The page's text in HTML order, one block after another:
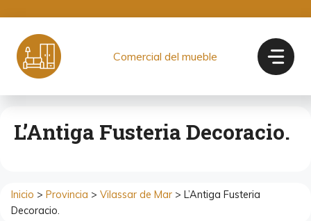
contenido
Comercial del mueble
L’Antiga Fusteria Decoracio.
Inicio > Provincia > Vilassar de Mar > L’Antiga Fusteria
Decoracio.